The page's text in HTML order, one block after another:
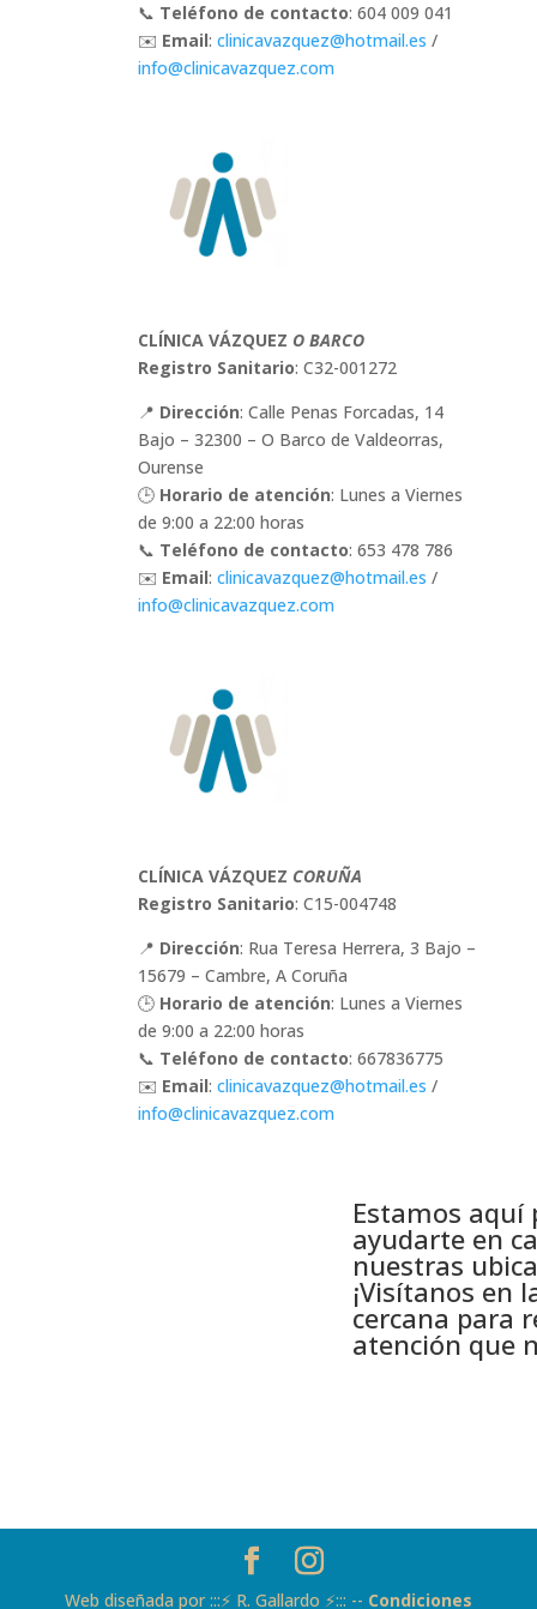
📞 Teléfono de contacto: 604 009 041
✉️ Email:clinicavazquez@hotmail.es /
info@clinicavazquez.com
CLÍNICA VÁZQUEZ O BARCO
Registro Sanitario: C32-001272
📍 Dirección: Calle Penas Forcadas, 14
Bajo – 32300 – O Barco de Valdeorras,
Ourense
🕒 Horario de atención: Lunes a Viernes
de 9:00 a 22:00 horas
📞 Teléfono de contacto: 653 478 786
✉️ Email:clinicavazquez@hotmail.es /
info@clinicavazquez.com
CLÍNICA VÁZQUEZ CORUÑA
Registro Sanitario: C15-004748
📍 Dirección: Rua Teresa Herrera, 3 Bajo –
15679 – Cambre, A Coruña
🕒 Horario de atención: Lunes a Viernes
de 9:00 a 22:00 horas
📞 Teléfono de contacto: 667836775
✉️ Email:clinicavazquez@hotmail.es /
info@clinicavazquez.com
Estamos aquí
ayudarte en
nuestras
¡Visítanos en
cercana para
atención que
Web diseñada por :::⚡ R. Gallardo ⚡::: -- Condiciones